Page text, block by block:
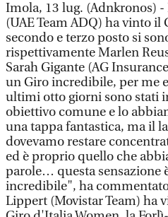
Imola, 13 lug. (Adnkronos)
(UAE Team ADQ) ha vinto
secondo e terzo posto si
rispettivamente Marlen
Sarah Gigante (AG
un Giro incredibile, per me
ultimi otto giorni sono stati
obiettivo comune e lo
una tappa fantastica, ma il
dovevamo restare
ed è proprio quello che
parole… questa sensazione
incredibile", ha
Lippert (Movistar Team) ha